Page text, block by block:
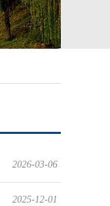
2026-03-06
2025-12-01